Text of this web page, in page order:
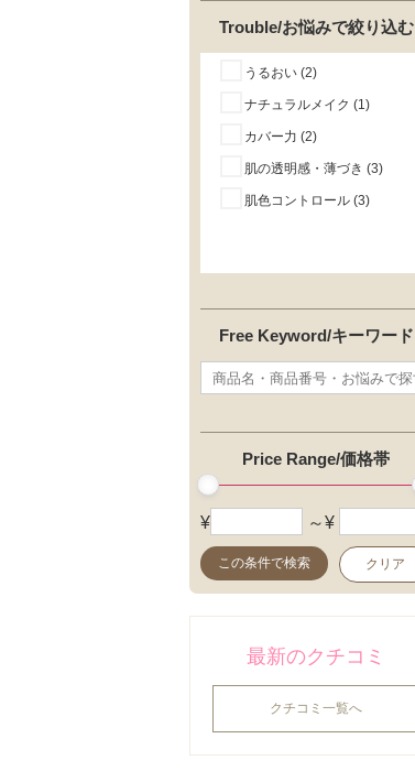
Trouble/お悩みで絞り込む
うるおい (2)
ナチュラルメイク (1)
カバー力 (2)
肌の透明感・薄づき (3)
肌色コントロール (3)
Free Keyword/キーワード
Price Range/価格帯
¥ ～¥
この条件で検索 クリア
最新のクチコミ
クチコミ一覧へ